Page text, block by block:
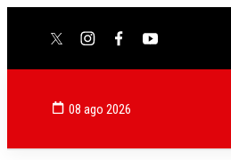
twitterinstagram
facebookyoutube
08 ago 2026